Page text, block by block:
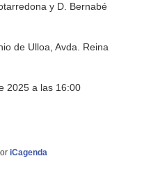
y D. Bernabé
de Ulloa, Avda. Reina
2025 a las 16:00
iCagenda